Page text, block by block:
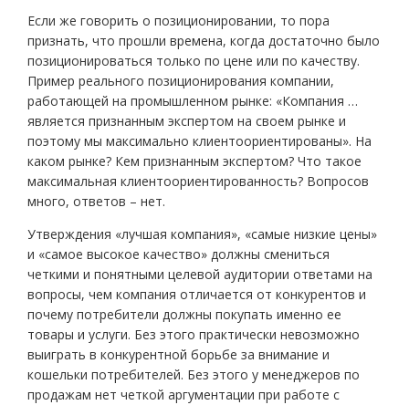
Если же говорить о позиционировании, то пора
признать, что прошли времена, когда достаточно было
позиционироваться только по цене или по качеству.
Пример реального позиционирования компании,
работающей на промышленном рынке: «Компания …
является признанным экспертом на своем рынке и
поэтому мы максимально клиентоориентированы». На
каком рынке? Кем признанным экспертом? Что такое
максимальная клиентоориентированность? Вопросов
много, ответов – нет.
Утверждения «лучшая компания», «самые низкие цены»
и «самое высокое качество» должны смениться
четкими и понятными целевой аудитории ответами на
вопросы, чем компания отличается от конкурентов и
почему потребители должны покупать именно ее
товары и услуги. Без этого практически невозможно
выиграть в конкурентной борьбе за внимание и
кошельки потребителей. Без этого у менеджеров по
продажам нет четкой аргументации при работе с